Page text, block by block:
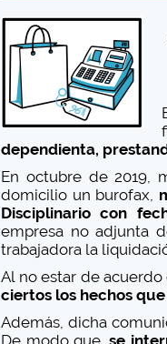
dependienta,
En octubre de 2019,
domicilio un burofax,
Disciplinario con
empresa no adjunta
trabajadora la
Al no estar de
ciertos los hechos
Además, dicha
De modo que,se